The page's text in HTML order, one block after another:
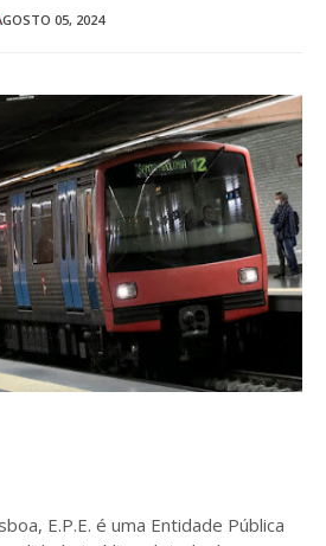
05, 2024
E.P.E. é uma Entidade Pública